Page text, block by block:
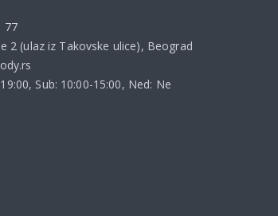
77
2 (ulaz iz Takovske ulice), Beograd
Sub: 10:00-15:00, Ned: Ne